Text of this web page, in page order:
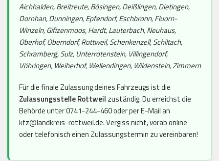
Aichhalden, Breitreute, Bösingen, Deißlingen, Dietingen,
Dornhan, Dunningen, Epfendorf, Eschbronn, Fluorn-
Winzeln, Gifizenmoos, Hardt, Lauterbach, Neuhaus,
Oberhof, Oberndorf, Rottweil, Schenkenzell, Schiltach,
Schramberg, Sulz, Unterrotenstein, Villingendorf,
Vöhringen, Weiherhof, Wellendingen, Wildenstein, Zimmern
Für die finale Zulassung deines Fahrzeugs ist die
Zulassungsstelle Rottweil zuständig. Du erreichst die
Behörde unter 0741-244-460 oder per E-Mail an
kfz@landkreis-rottweil.de. Vergiss nicht, vorab online
oder telefonisch einen Zulassungstermin zu vereinbaren!